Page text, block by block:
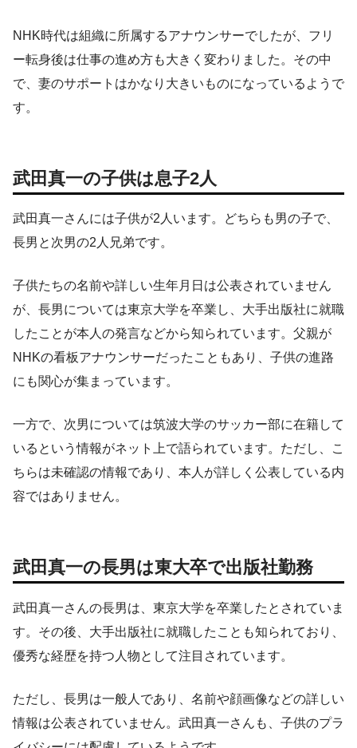
NHK時代は組織に所属するアナウンサーでしたが、フリ
ー転身後は仕事の進め方も大きく変わりました。その中
で、妻のサポートはかなり大きいものになっているようで
す。
武田真一の子供は息子2人
武田真一さんには子供が2人います。どちらも男の子で、
長男と次男の2人兄弟です。
子供たちの名前や詳しい生年月日は公表されていません
が、長男については東京大学を卒業し、大手出版社に就職
したことが本人の発言などから知られています。父親が
NHKの看板アナウンサーだったこともあり、子供の進路
にも関心が集まっています。
一方で、次男については筑波大学のサッカー部に在籍して
いるという情報がネット上で語られています。ただし、こ
ちらは未確認の情報であり、本人が詳しく公表している内
容ではありません。
武田真一の長男は東大卒で出版社勤務
武田真一さんの長男は、東京大学を卒業したとされていま
す。その後、大手出版社に就職したことも知られており、
優秀な経歴を持つ人物として注目されています。
ただし、長男は一般人であり、名前や顔画像などの詳しい
情報は公表されていません。武田真一さんも、子供のプラ